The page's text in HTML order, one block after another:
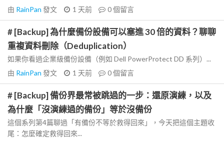
由 RainPan 發文 1 天前 0個留言
# [Backup] 為什麼備份設備可以塞進 30 倍的資料？聊聊
重複資料刪除（Deduplication）
如果你看過企業級備份設備（例如 Dell PowerProtect DD 系列）...
由 RainPan 發文 1 天前 0個留言
# [Backup] 備份界最常被跳過的一步：還原演練，以及
為什麼「沒演練過的備份」等於沒備份
這個系列第4篇聊過「有備份不等於救得回來」，今天把這個主題收
尾：怎麼確定救得回來...